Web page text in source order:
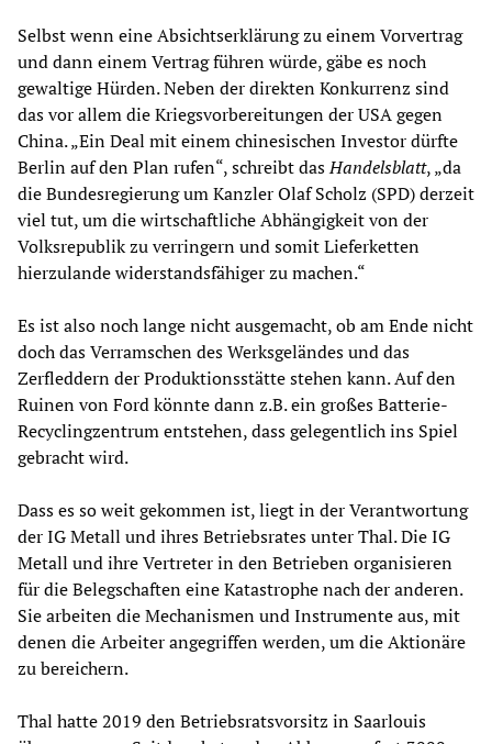
Selbst wenn eine Absichtserklärung zu einem Vorvertrag
und dann einem Vertrag führen würde, gäbe es noch
gewaltige Hürden. Neben der direkten Konkurrenz sind
das vor allem die Kriegsvorbereitungen der USA gegen
China. „Ein Deal mit einem chinesischen Investor dürfte
Berlin auf den Plan rufen“, schreibt dasHandelsblatt, „da
die Bundesregierung um Kanzler Olaf Scholz (SPD) derzeit
viel tut, um die wirtschaftliche Abhängigkeit von der
Volksrepublik zu verringern und somit Lieferketten
hierzulande widerstandsfähiger zu machen.“
Es ist also noch lange nicht ausgemacht, ob am Ende nicht
doch das Verramschen des Werksgeländes und das
Zerfleddern der Produktionsstätte stehen kann. Auf den
Ruinen von Ford könnte dann z.B. ein großes Batterie-
Recyclingzentrum entstehen, dass gelegentlich ins Spiel
gebracht wird.
Dass es so weit gekommen ist, liegt in der Verantwortung
der IG Metall und ihres Betriebsrates unter Thal. Die IG
Metall und ihre Vertreter in den Betrieben organisieren
für die Belegschaften eine Katastrophe nach der anderen.
Sie arbeiten die Mechanismen und Instrumente aus, mit
denen die Arbeiter angegriffen werden, um die Aktionäre
zu bereichern.
Thal hatte 2019 den Betriebsratsvorsitz in Saarlouis